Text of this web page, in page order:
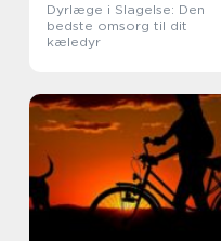
Dyrlæge i Slagelse: Den
bedste omsorg til dit
kæledyr